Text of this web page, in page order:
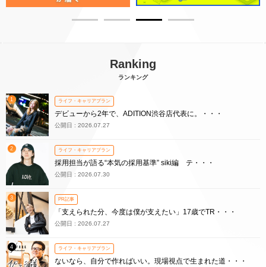
Ranking
ランキング
1 ライフ・キャリアプラン
デビューから2年で、ADITION渋谷店代表に。・・・
公開日 : 2026.07.27
2 ライフ・キャリアプラン
採用担当が語る“本気の採用基準” siki編 テ・・・
公開日 : 2026.07.30
3 PR記事
「支えられた分、今度は僕が支えたい」17歳でTR・・・
公開日 : 2026.07.27
4 ライフ・キャリアプラン
ないなら、自分で作ればいい。現場視点で生まれた道・・・